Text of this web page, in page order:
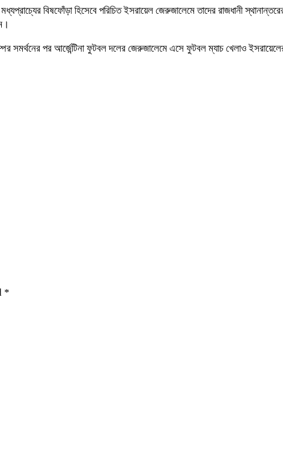
বিষফোঁড়া হিসেবে পরিচিত ইসরায়েল জেরুজালেমে তাদের রাজধানী
সমর্থনের পর আর্জেন্টিনা ফুটবল দলের জেরুজালেমে এসে ফুটবল ম্যাচ খেলাও
*